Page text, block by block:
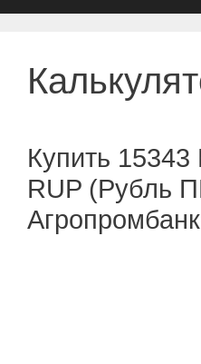
Купить
RUP (Рубль